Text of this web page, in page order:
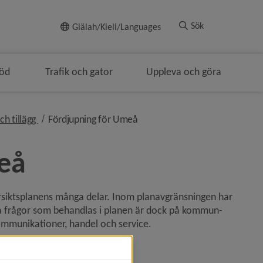
Giälah/Kieli/Languages Sök
Trafik och gator Uppleva och göra
tillägg nivå i brödsmulenavigeringen
Fördjupning för Umeånivå i brödsmulenavigeringen
många delar. Inom planavgränsningen har
som behandlas i planen är dock på kommun­
handel och service.